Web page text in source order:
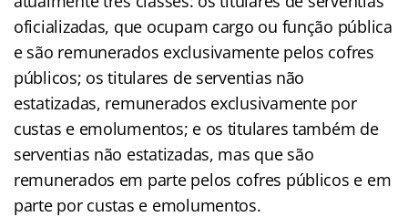
oficializadas, que ocupam cargo ou função pública
e são remunerados exclusivamente pelos cofres
públicos; os titulares de serventias não
estatizadas, remunerados exclusivamente por
custas e emolumentos; e os titulares também de
serventias não estatizadas, mas que são
remunerados em parte pelos cofres públicos e em
parte por custas e emolumentos.